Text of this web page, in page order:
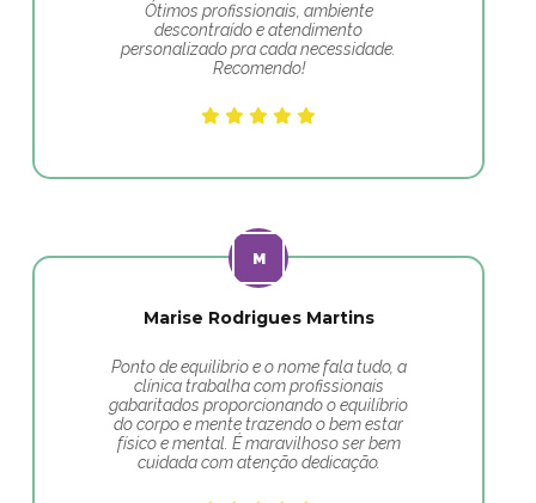
Ótimos profissionais, ambiente
descontraído e atendimento
personalizado pra cada necessidade.
Recomendo!
Marise Rodrigues Martins
Ponto de equilibrio e o nome fala tudo, a
clínica trabalha com profissionais
gabaritados proporcionando o equilíbrio
do corpo e mente trazendo o bem estar
físico e mental. É maravilhoso ser bem
cuidada com atenção dedicação.